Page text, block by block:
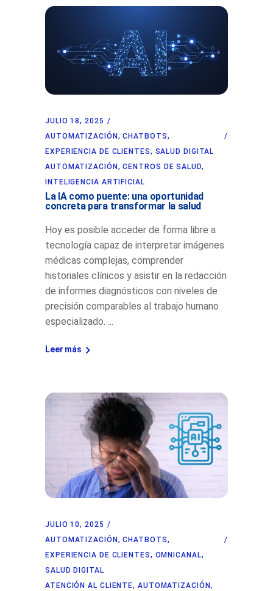
JULIO 18, 2025
AUTOMATIZACIÓN ,CHATBOTS,
EXPERIENCIA DE CLIENTES, SALUD DIGITAL
AUTOMATIZACIÓN ,CENTROS DE SALUD,
INTELIGENCIA ARTIFICIAL
La IA como puente: una oportunidad
concreta para transformar la salud
Hoy es posible acceder de forma libre a
tecnología capaz de interpretar imágenes
médicas complejas, comprender
historiales clínicos y asistir en la redacción
de informes diagnósticos con niveles de
precisión comparables al trabajo humano
especializado.
Leer más
JULIO 10, 2025
AUTOMATIZACIÓN ,CHATBOTS,
EXPERIENCIA DE CLIENTES, OMNICANAL,
SALUD DIGITAL
ATENCIÓN AL CLIENTE, AUTOMATIZACIÓN ,